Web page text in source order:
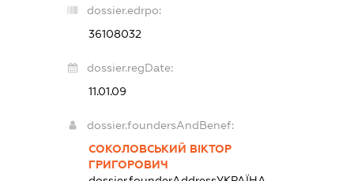
dossier.edrpo:
36108032
dossier.regDate:
11.01.09
dossier.foundersAndBenef:
СОКОЛОВСЬКИЙ ВІКТОР
ГРИГОРОВИЧ